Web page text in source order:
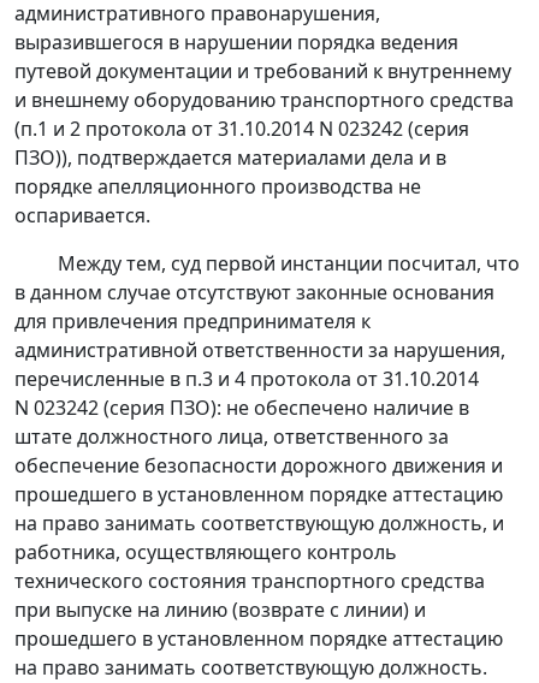
административного правонарушения,
выразившегося в нарушении порядка ведения
путевой документации и требований к внутреннему
и внешнему оборудованию транспортного средства
(п.1 и 2 протокола от 31.10.2014 N 023242 (серия
ПЗО)), подтверждается материалами дела и в
порядке апелляционного производства не
оспаривается.
Между тем, суд первой инстанции посчитал, что
в данном случае отсутствуют законные основания
для привлечения предпринимателя к
административной ответственности за нарушения,
перечисленные в п.3 и 4 протокола от 31.10.2014
N 023242 (серия ПЗО): не обеспечено наличие в
штате должностного лица, ответственного за
обеспечение безопасности дорожного движения и
прошедшего в установленном порядке аттестацию
на право занимать соответствующую должность, и
работника, осуществляющего контроль
технического состояния транспортного средства
при выпуске на линию (возврате с линии) и
прошедшего в установленном порядке аттестацию
на право занимать соответствующую должность.